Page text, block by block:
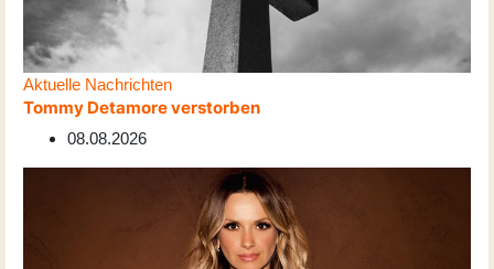
Aktuelle Nachrichten
Tommy Detamore verstorben
08.08.2026